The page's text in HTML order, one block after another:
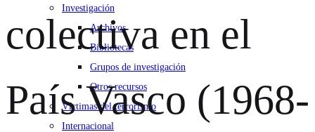
Investigación
Archivos
Bibliotecas
Grupos de investigación
Otros recursos
Víctimas del terrorismo
Internacional
colectiva en el
País Vasco (1968-